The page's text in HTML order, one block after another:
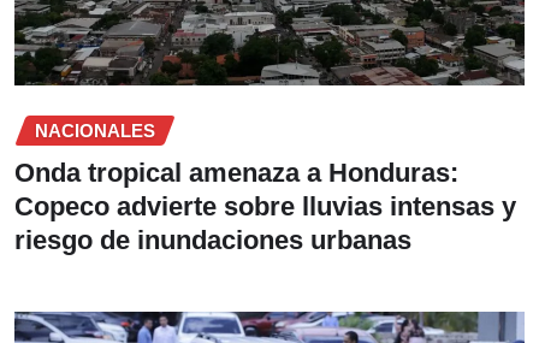
NACIONALES
Onda tropical amenaza a Honduras:
Copeco advierte sobre lluvias intensas y
riesgo de inundaciones urbanas